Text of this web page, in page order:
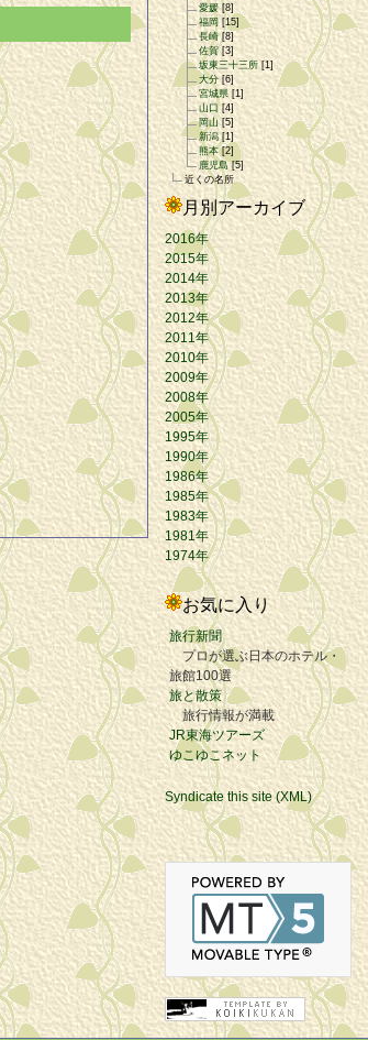
愛媛[8]
福岡 [15]
長崎[8]
佐賀[3]
坂東三十三所[1]
大分[6]
宮城県 [1]
山口[4]
岡山[5]
新潟[1]
熊本[2]
鹿児島[5]
近くの名所
月別アーカイブ
2016年
2015年
2014年
2013年
2012年
2011年
2010年
2009年
2008年
2005年
1995年
1990年
1986年
1985年
1983年
1981年
1974年
お気に入り
旅行新聞
プロが選ぶ日本のホテル・
旅館100選
旅と散策
旅行情報が満載
JR東海ツアーズ
ゆこゆこネット
Syndicate this site (XML)